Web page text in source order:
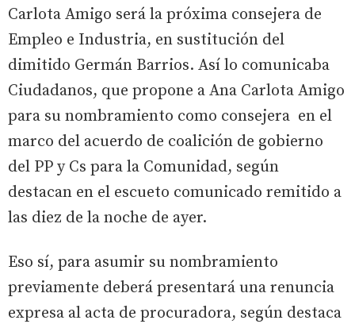
Carlota Amigo será la próxima consejera de
Empleo e Industria, en sustitución del
dimitido Germán Barrios. Así lo comunicaba
Ciudadanos, que propone a Ana Carlota Amigo
para su nombramiento como consejera en el
marco del acuerdo de coalición de gobierno
del PP y Cs para la Comunidad, según
destacan en el escueto comunicado remitido a
las diez de la noche de ayer.
Eso sí, para asumir su nombramiento
previamente deberá presentará una renuncia
expresa al acta de procuradora, según destaca